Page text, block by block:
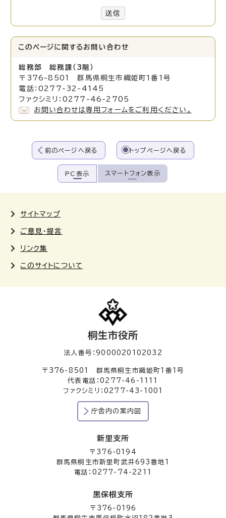
送信
このページに関する お問い合わせ
総務部 総務課（3階）
〒376-8501 群馬県桐生市織姫町1番1号
電話：0277-32-4145
ファクシミリ：0277-46-2705
お問い合わせは専用フォームをご利用ください。
前のページへ戻る トップページへ戻る
PC表示 スマートフォン表示
サイトマップ
ご意見・提言
リンク集
このサイトについて
桐生市役所
法人番号：9000020102032
〒376-8501 群馬県桐生市織姫町1番1号
代表電話：0277-46-1111
ファクシミリ：0277-43-1001
庁舎内の案内図
新里支所
〒376-0194
群馬県桐生市新里町武井693番地1
電話：0277-74-2211
黒保根支所
〒376-0196